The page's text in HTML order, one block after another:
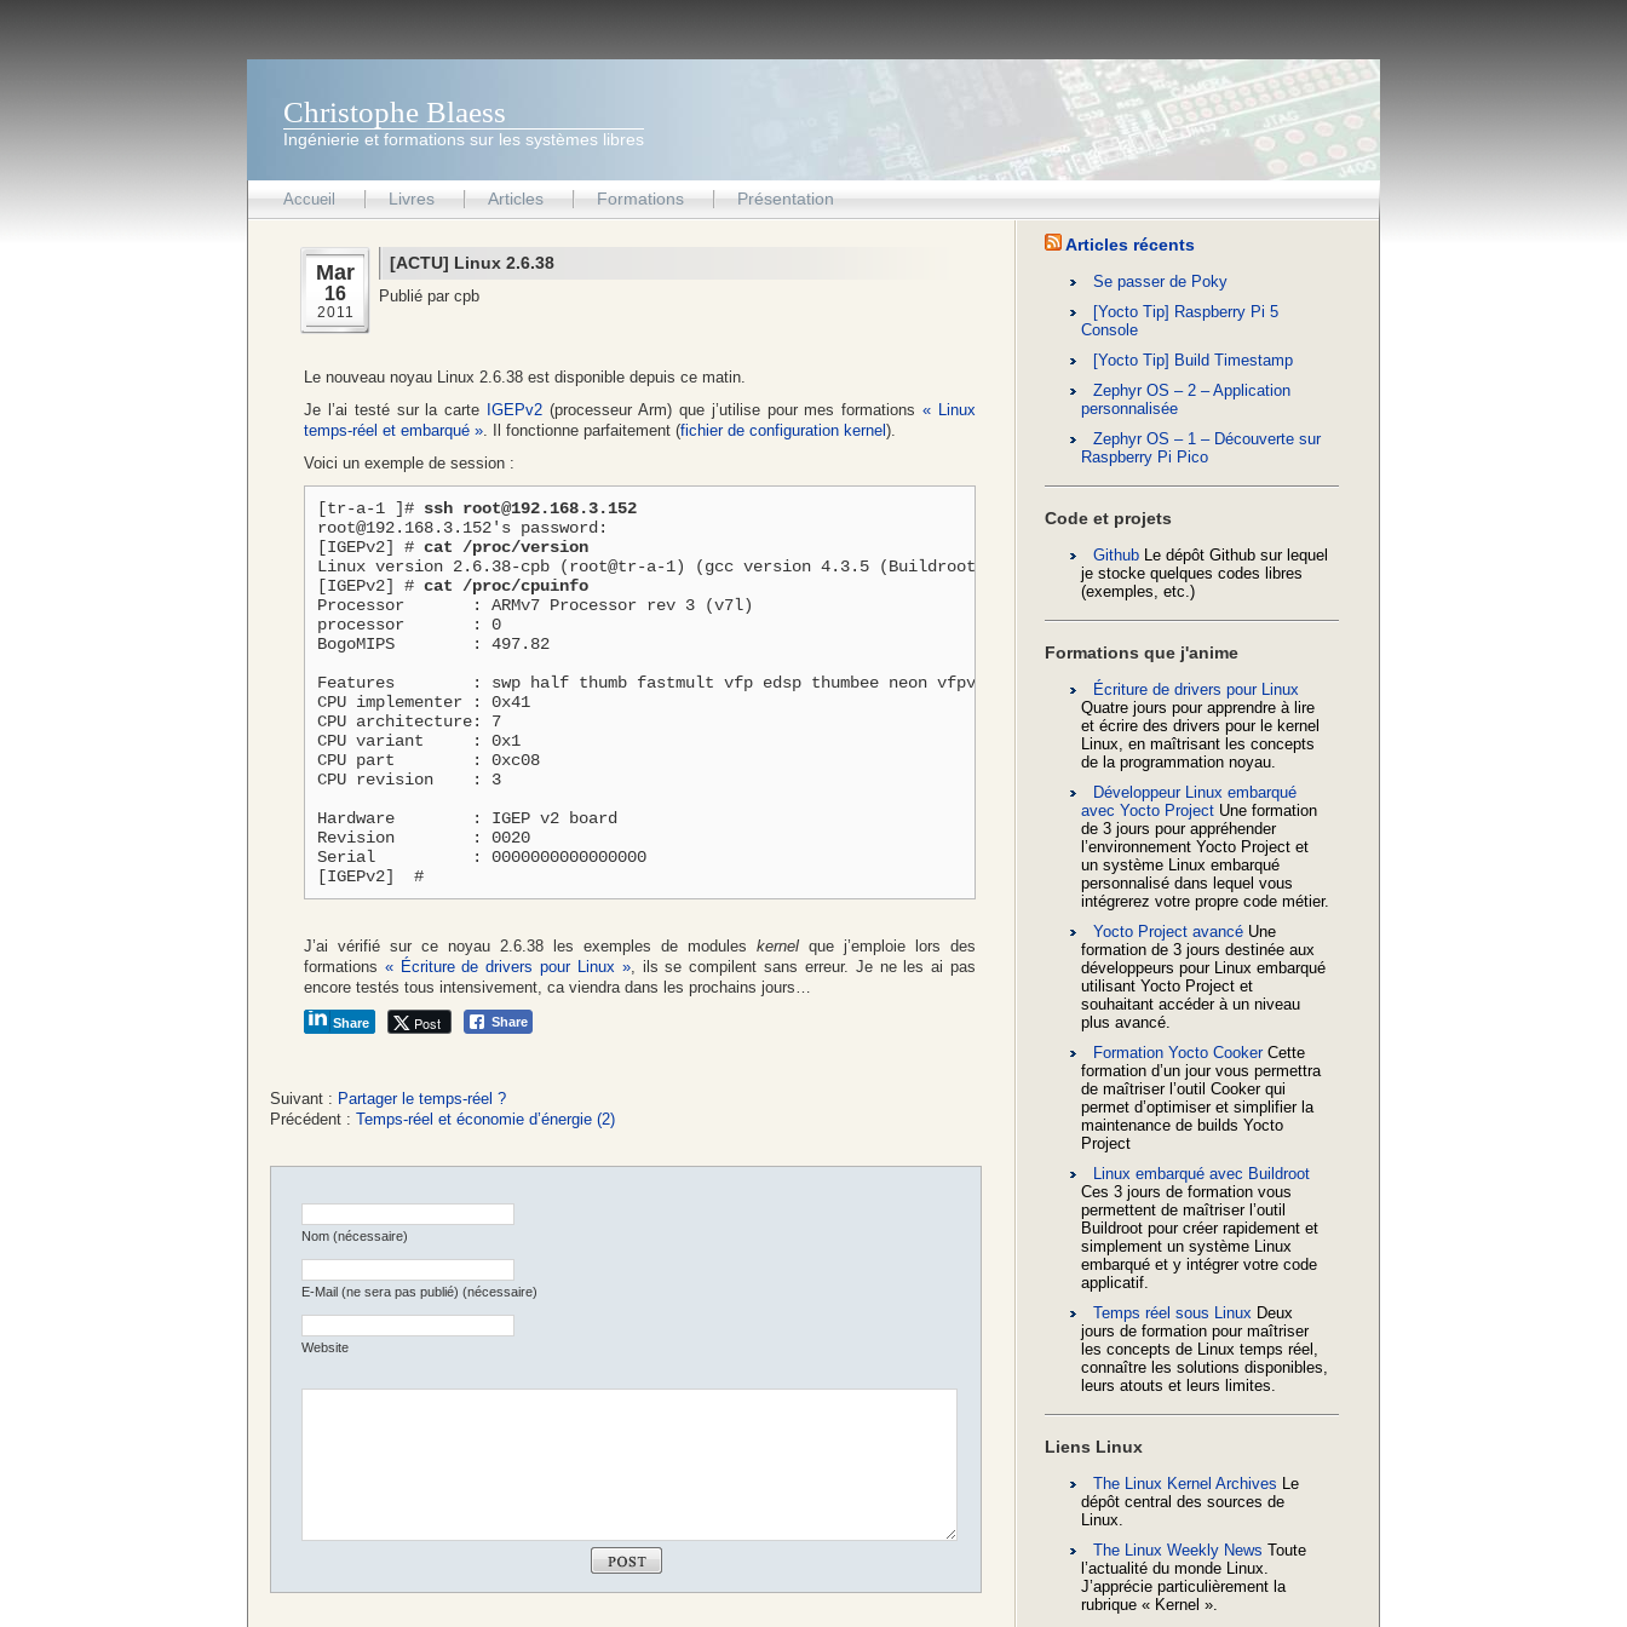
Christophe Blaess
Ingénierie et formations sur les systèmes libres
Accueil Livres Articles Formations Présentation
[ACTU] Linux 2.6.38
Publié par cpb
Mar
16
2011
Le nouveau noyau Linux 2.6.38 est disponible depuis ce matin.
Je l’ai testé sur la carte
IGEPv2 (processeur Arm) que j’utilise pour mes formations« Linux
temps-réel et embarqué ». Il fonctionne parfaitement (fichier de configuration kernel ).
Voici un exemple de session :
[tr-a-1 ]# ssh root@192.168.3.152
root@192.168.3.152's password:
[IGEPv2] # cat /proc/version
Linux version 2.6.38-cpb (root@tr-a-1) (gcc version 4.3.5 (Buildroot 2010.08) ) #2 SMP Wed Mar 16 00:49:18 CET 2011
[IGEPv2] # cat /proc/cpuinfo
Processor	: ARMv7 Processor rev 3 (v7l)
processor	: 0
BogoMIPS	: 497.82
Features	: swp half thumb fastmult vfp edsp thumbee neon vfpv3
CPU implementer	: 0x41
CPU architecture: 7
CPU variant	: 0x1
CPU part	: 0xc08
CPU revision	: 3
Hardware	: IGEP v2 board
Revision	: 0020
Serial		: 0000000000000000
[IGEPv2]  #
J’ai vérifié sur ce noyau 2.6.38 les exemples de modules kernel que j’emploie lors des
formations « Écriture de drivers pour Linux », ils se compilent sans erreur. Je ne les ai pas
encore testés tous intensivement, ca viendra dans les prochains jours…
Share Post Share
Suivant : Partager le temps-réel ?
Précédent : Temps-réel et économie d’énergie (2)
Nom (nécessaire)
E-Mail (ne sera pas publié) (nécessaire)
Website
Articles récents
Se passer de Poky
[Yocto Tip] Raspberry Pi 5
Console
[Yocto Tip] Build Timestamp
Zephyr OS – 2 – Application
personnalisée
Zephyr OS – 1 – Découverte sur
Raspberry Pi Pico
Code et projets
Github Le dépôt Github sur lequel
je stocke quelques codes libres
(exemples, etc.)
Formations que j'anime
Écriture de drivers pour Linux
Quatre jours pour apprendre à lire
et écrire des drivers pour le kernel
Linux, en maîtrisant les concepts
de la programmation noyau.
Développeur Linux embarqué
avec Yocto Project Une formation
de 3 jours pour appréhender
l’environnement Yocto Project et
un système Linux embarqué
personnalisé dans lequel vous
intégrerez votre propre code métier.
Yocto Project avancé Une
formation de 3 jours destinée aux
développeurs pour Linux embarqué
utilisant Yocto Project et
souhaitant accéder à un niveau
plus avancé.
Formation Yocto CookerCette
formation d’un jour vous permettra
de maîtriser l’outil Cooker qui
permet d’optimiser et simplifier la
maintenance de builds Yocto
Project
Linux embarqué avec Buildroot
Ces 3 jours de formation vous
permettent de maîtriser l’outil
Buildroot pour créer rapidement et
simplement un système Linux
embarqué et y intégrer votre code
applicatif.
Temps réel sous Linux Deux
jours de formation pour maîtriser
les concepts de Linux temps réel,
connaître les solutions disponibles,
leurs atouts et leurs limites.
Liens Linux
The Linux Kernel Archives Le
dépôt central des sources de
Linux.
The Linux Weekly News Toute
l’actualité du monde Linux.
J’apprécie particulièrement la
rubrique « Kernel ».